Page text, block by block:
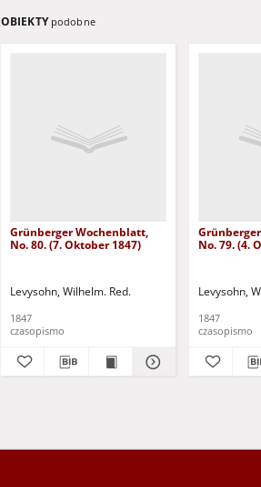
OBIEKTY podobne
Grünberger Wochenblatt,
No. 80. (7. Oktober 1847)
Levysohn, Wilhelm. Red.
1847
czasopismo
No. 79. (4.
Levysohn,
1847
czasopismo